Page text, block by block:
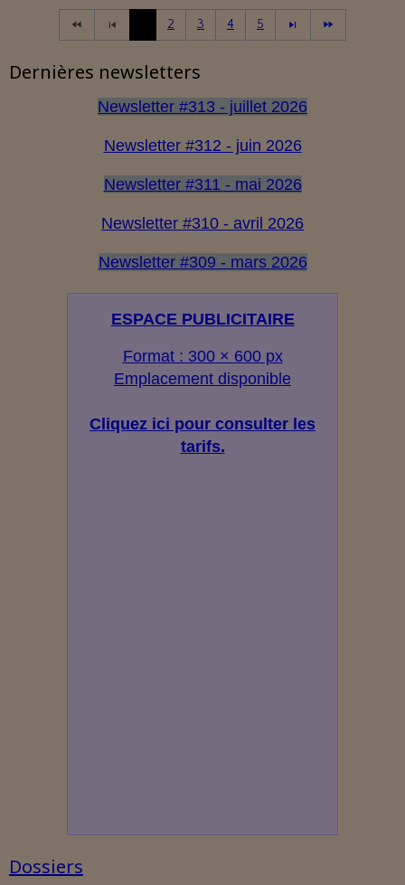
2 3 4 5
Dernières newsletters
Newsletter #313 - juillet 2026
Newsletter #312 - juin 2026
Newsletter #311 - mai 2026
Newsletter #310 - avril 2026
Newsletter #309 - mars 2026
ESPACE PUBLICITAIRE
Format : 300 × 600 px
Emplacement disponible
Cliquez ici pour consulter les
tarifs.
Dossiers